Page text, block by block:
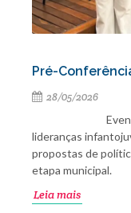
Pré-
28/05/2026
lideranças
propostas de
etapa municipal.
Leia mais